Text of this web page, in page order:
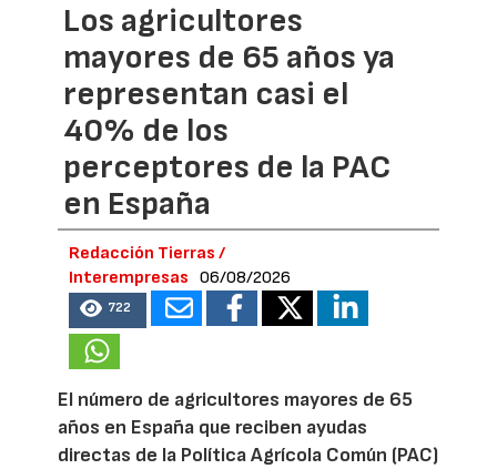
Los agricultores
mayores de 65 años ya
representan casi el
40% de los
perceptores de la PAC
en España
Redacción Tierras /
Interempresas
06/08/2026
722
El número de agricultores mayores de 65
años en España que reciben ayudas
directas de la Política Agrícola Común (PAC)